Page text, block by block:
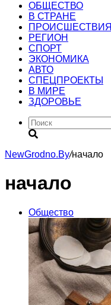
ОБЩЕСТВО
В СТРАНЕ
ПРОИСШЕСТВИЯ
РЕГИОН
CПОРТ
ЭКОНОМИКА
АВТО
СПЕЦПРОЕКТЫ
В МИРЕ
ЗДОРОВЬЕ
NewGrodno.By/начало
начало
Общество